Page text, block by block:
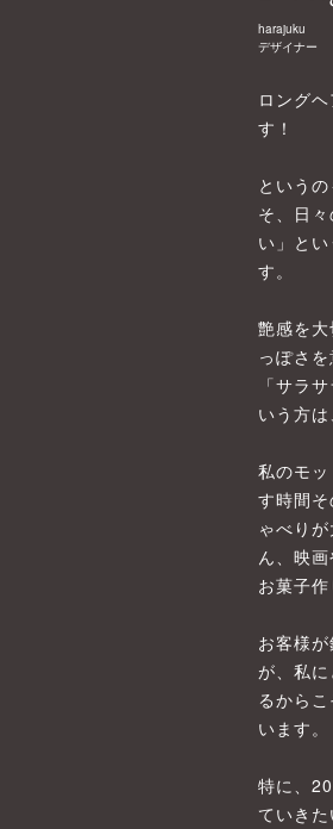
harajuku
デザイナー
ロング
す！
という
そ、日
い」と
す。
艶感を
っぽさ
「サラ
いう方
私のモ
す時間
ゃべり
ん、映
お菓子
お客様
が、私
るから
います。
特に、
ていき